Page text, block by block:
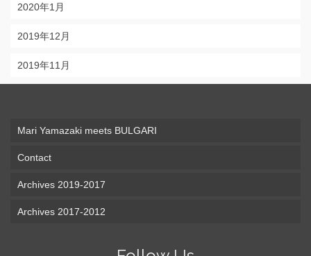
2020年1月
2019年12月
2019年11月
Mari Yamazaki meets BULGARI
Contact
Archives 2019-2017
Archives 2017-2012